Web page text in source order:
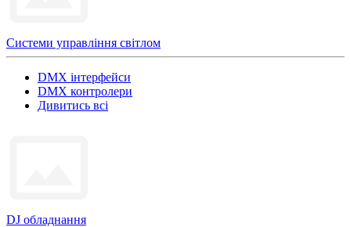
Системи управління світлом
DMX інтерфейси
DMX контролери
Дивитись всі
DJ обладнання